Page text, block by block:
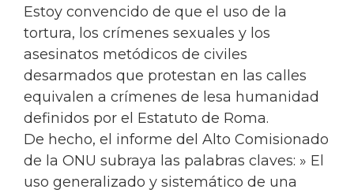
Estoy convencido de que el uso de la
tortura, los crímenes sexuales y los
asesinatos metódicos de civiles
desarmados que protestan en las calles
equivalen a crímenes de lesa humanidad
definidos por el Estatuto de Roma.
De hecho, el informe del Alto Comisionado
de la ONU subraya las palabras claves: » El
uso generalizado y sistemático de una